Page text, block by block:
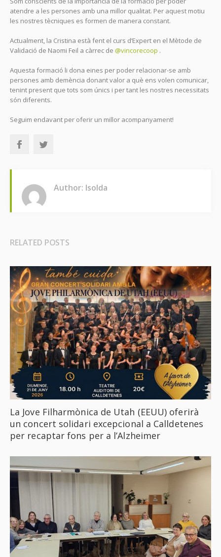
atendre a les persones amb una millor qualitat. Per aquest motiu
les nostres tècniques es formen de manera constant.
Actualment, la Cristina està fent el curs d’Expert en el Mètode de
Validació de Naomi Feil a càrrec de @vincorecoop .
Aquesta formació li dona eines per poder relacionar-se amb
persones amb demència donant valor a què ens volen comunicar,
tenint present que tots som únics i per tant les nostres necessitats
són diferents.
Seguim endavant per oferir un millor acompanyament!
Author: Isolda
RELATED POSTS
La Jove Filharmònica de Utah (EEUU) oferirà
un concert solidari excepcional a Calldetenes
per recaptar fons per a l’Alzheimer